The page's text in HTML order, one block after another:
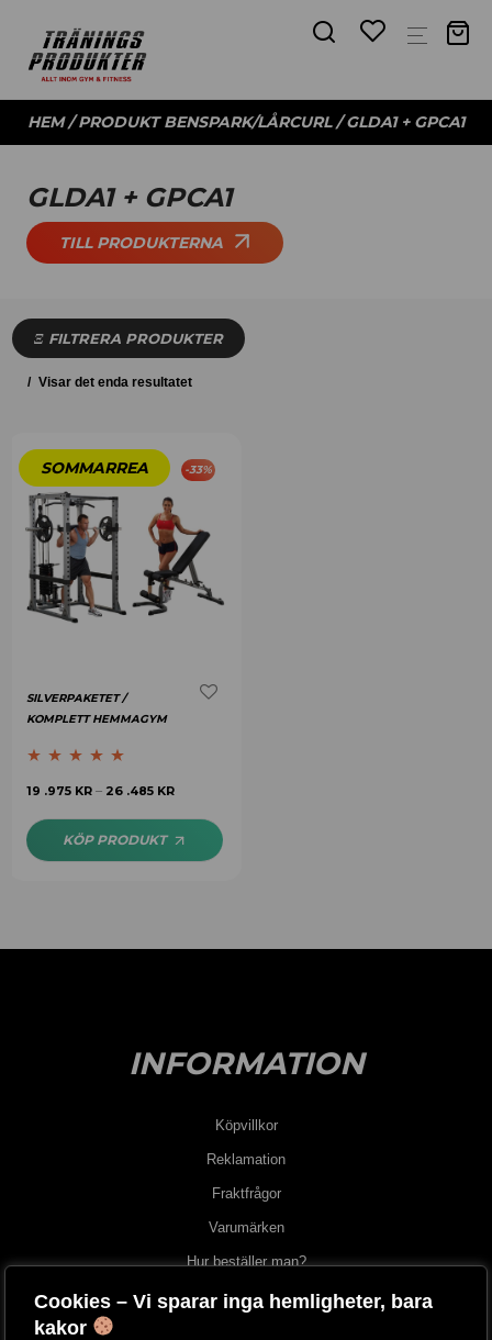
Cookies – Vi sparar inga hemligheter, bara
kakor
HEM/ PRODUKT BENSPARK/LÅRCURL / GLDA1 + GPCA1
GLDA1 + GPCA1
TILL PRODUKTERNA
FILTRERA PRODUKTER
Visar det enda resultatet
-33%
SILVERPAKETET /
KOMPLETT HEMMAGYM
Betygsatt5.00
19 .975 KR – 26 .485 KR
KÖP PRODUKT
INFORMATION
Köpvillkor
Reklamation
Fraktfrågor
Varumärken
Hur beställer man?
OM OSS